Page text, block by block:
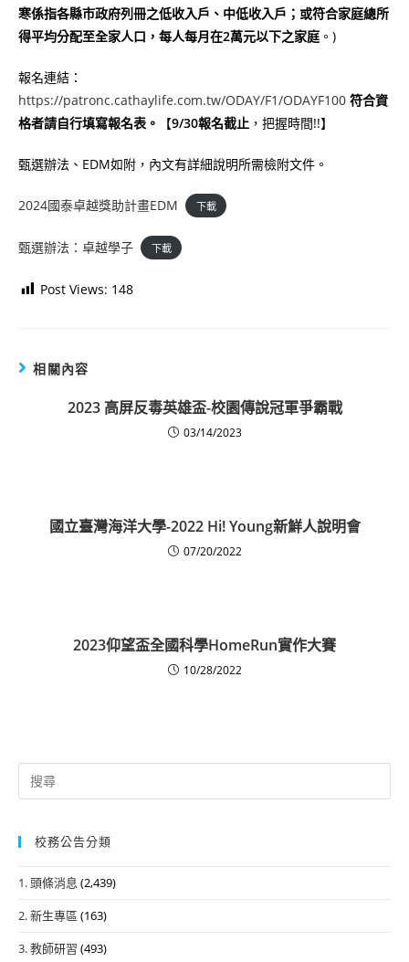
寒係指各縣市政府列冊之低收入戶、中低收入戶；或符合家庭總所
得平均分配至全家人口，每人每月在2萬元以下之家庭 。)
報名連結：
https://patronc.cathaylife.com.tw/ODAY/F1/ODAYF100 符合資
格者請自行填寫報名表。
【9/30報名截止 ，把握時間!!】
甄選辦法、EDM如附，內文有詳細說明所需檢附文件。
2024國泰卓越獎助計畫EDM 下載
甄選辦法：卓越學子 下載
Post Views: 148
相關內容
2023 高屏反毒英雄盃-校園傳說冠軍爭霸戰
03/14/2023
國立臺灣海洋大學-2022 Hi! Young新鮮人說明會
07/20/2022
2023仰望盃全國科學HomeRun實作大賽
10/28/2022
Search
for:
校務公告分類
1. 頭條消息 (2,439)
2. 新生專區 (163)
3. 教師研習 (493)